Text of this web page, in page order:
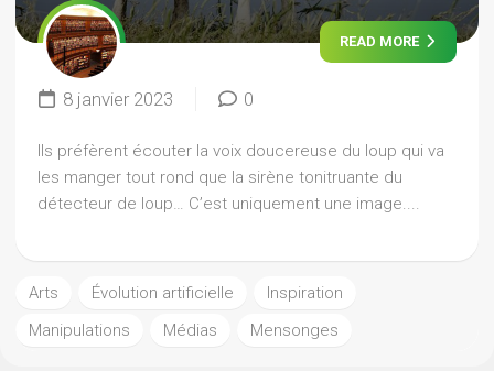
READ MORE
8 janvier 2023 0
Ils préfèrent écouter la voix doucereuse du loup qui va
les manger tout rond que la sirène tonitruante du
détecteur de loup… C’est uniquement une image....
Arts Évolution artificielle
Inspiration
Manipulations
Médias Mensonges